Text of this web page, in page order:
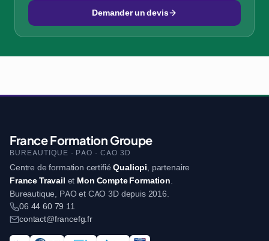
Demander un devis
France Formation Groupe
BUREAUTIQUE · PAO · CAO 3D
Centre de formation certifiéQualiopi, partenaire
France Travail et Mon Compte Formation.
Bureautique, PAO et CAO 3D depuis 2016.
06 44 60 79 11
contact@francefg.fr